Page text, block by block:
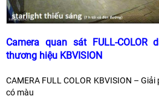
Camera quan sát FULL-COLOR
thương hiệu KBVISION
CAMERA FULL COLOR KBVISION –
có màu